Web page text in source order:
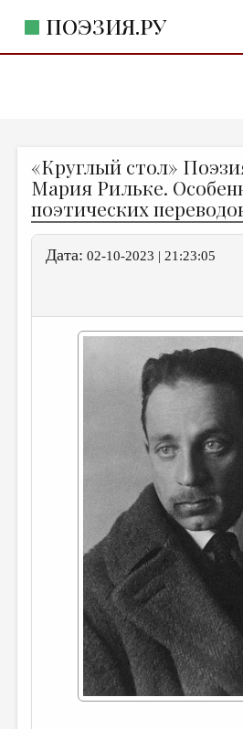
ПОЭЗИЯ.РУ
ЖАНРЫ
АВТОРЫ
КОММЕНТАРИИ
ПРАВИЛА САЙТА
ДЕТСКАЯ КОМНАТА
КНИЖНАЯ ПОЛКА
ОБЗОР ЛИТЕРАТУРЫ
СТРАНИЦЫ ПАМЯТИ
ОБЪЯВЛЕНИЯ
«Круглый стол»
Мария Рильке.
поэтических
Дата: 02-10-2023 | 21:23:05